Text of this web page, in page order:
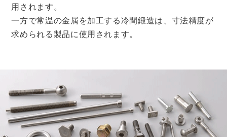
用されます。
一方で常温の金属を加工する冷間鍛造は、寸法精度が
求められる製品に使用されます。